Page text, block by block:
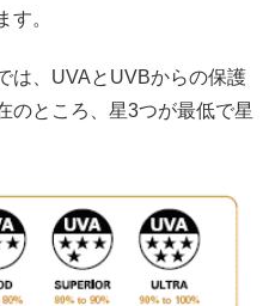
す。
は、UVAとUVBからの保護
のところ、星3つが最低で星